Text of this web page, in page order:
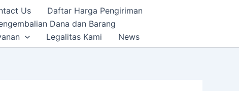
Us
Daftar Harga Pengiriman
Dana dan Barang
Legalitas Kami News